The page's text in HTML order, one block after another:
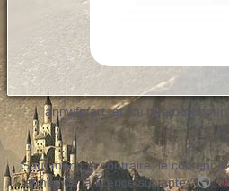
annwfn/art_et_culture/
Sauf mention contraire, le contenu
termes de la licence suivante :